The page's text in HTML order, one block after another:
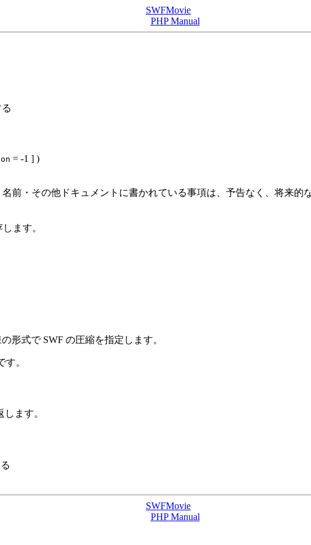
SWFMovie
PHP Manual
= -1 ] )
前・その他ドキュメントに書かれている事項は、予告なく、将来的
ます。
形式で SWF の圧縮を指定します。
。
します。
SWFMovie
PHP Manual